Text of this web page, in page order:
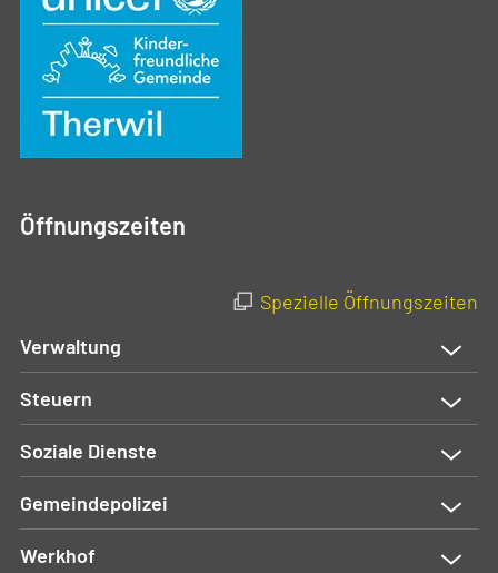
Öffnungszeiten
Spezielle Öffnungszeiten
Verwaltung
Steuern
Soziale Dienste
Gemeindepolizei
Werkhof